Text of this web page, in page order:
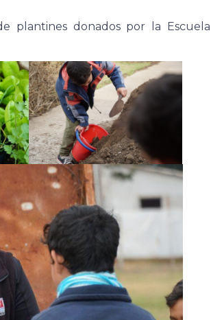
plantines donados por la Escuela